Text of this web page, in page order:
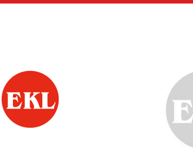
Jämsän